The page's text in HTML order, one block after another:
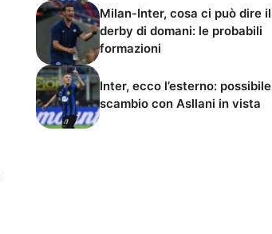
Milan-Inter, cosa ci può dire il
derby di domani: le probabili
formazioni
Inter, ecco l’esterno: possibile
scambio con Asllani in vista